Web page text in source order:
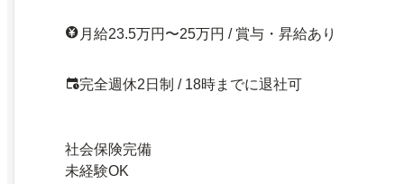
月給23.5万円〜25万円 / 賞与・昇給あり
完全週休2日制 / 18時までに退社可
社会保険完備
未経験OK